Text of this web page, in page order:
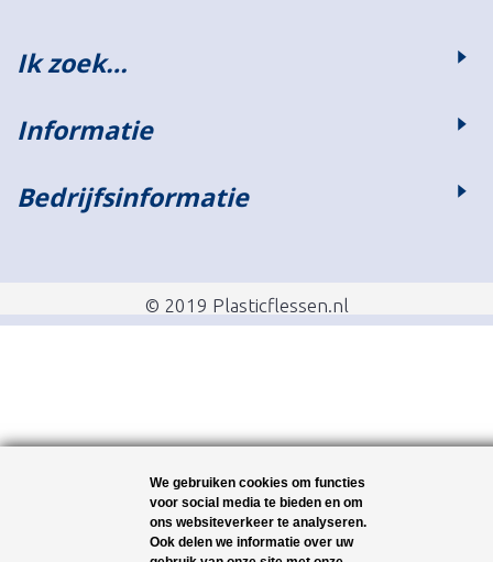
Ik zoek…
Informatie
Bedrijfsinformatie
© 2019 Plasticflessen.nl
We gebruiken cookies om functies
voor social media te bieden en om
ons websiteverkeer te analyseren.
Ook delen we informatie over uw